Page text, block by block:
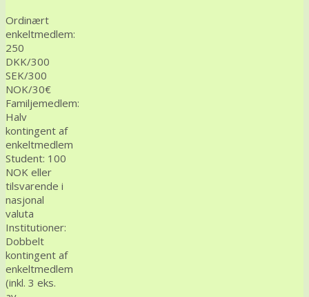
Ordinært
enkeltmedlem:
250
DKK/300
SEK/300
NOK/30€
Familjemedlem:
Halv
kontingent af
enkeltmedlem
Student: 100
NOK eller
tilsvarende i
nasjonal
valuta
Institutioner:
Dobbelt
kontingent af
enkeltmedlem
(inkl. 3 eks.